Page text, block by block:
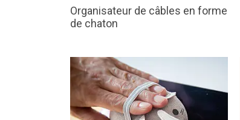
Organisateur de câbles en forme
de chaton